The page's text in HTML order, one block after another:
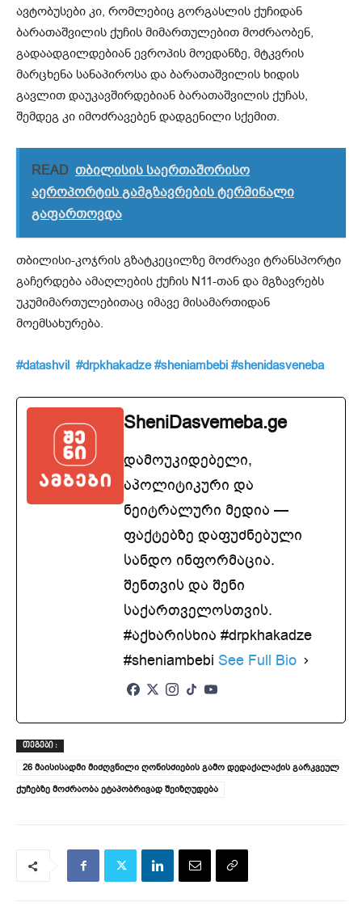
ავტობუსები კი, რომლებიც გორგასლის ქუჩიდან
ბარათაშვილის ქუჩის მიმართულებით მოძრაობენ,
გადაადგილდებიან ევროპის მოედანზე, მტკვრის
მარცხენა სანაპიროსა და ბარათაშვილის ხიდის
გავლით დაუკავშირდებიან ბარათაშვილის ქუჩას,
შემდეგ კი იმოძრავებენ დადგენილი სქემით.
READ თბილისის საერთაშორისო
აეროპორტის გამგზავრების ტერმინალი
გაფართოვდა
თბილისი-კოჯრის გზატკეცილზე მოძრავი ტრანსპორტი
გაჩერდება ამაღლების ქუჩის N11-თან და მგზავრებს
უკუმიმართულებითაც იმავე მისამართიდან
მოემსახურება.
#datashvil #drpkhakadze #sheniambebi #shenidasveneba
SheniDasvemeba.ge
დამოუკიდებელი,
აპოლიტიკური და
ნეიტრალური მედია —
ფაქტებზე დაფუძნებული
სანდო ინფორმაცია.
შენთვის და შენი
საქართველოსთვის.
#აქხარისხია #drpkhakadze
#sheniambebi See Full Bio
ᲗᲔᲒᲔᲑᲘ :
26 მაისისადმი მიძღვნილი ღონისძიების გამო დედაქალაქის გარკვეულ
ქუჩებზე მოძრაობა ეტაპობრივად შეიზღუდება